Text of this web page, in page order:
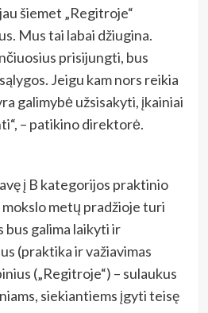
šiemet „Regitroje“
Mus tai labai džiugina.
prisijungti, bus
Jeigu kam nors reikia
galimybė užsisakyti, įkainiai
– patikino direktorė.
į B kategorijos praktinio
metų pradžioje turi
galima laikyti ir
(praktika ir važiavimas
(„Regitroje“) – sulaukus
siekiantiems įgyti teisę